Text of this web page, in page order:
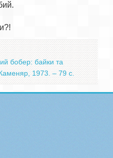
бобер: байки та
1973. – 79 с.